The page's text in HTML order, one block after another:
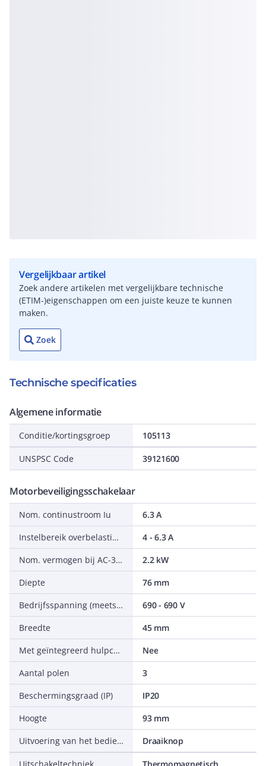
Vergelijkbaar artikel
Zoek andere artikelen met vergelijkbare technische
(ETIM-)eigenschappen om een juiste keuze te kunnen
maken.
Zoek
Technische specificaties
Algemene informatie
Conditie/kortingsgroep 105113
UNSPSC Code 39121600
Motorbeveiligingsschakelaar
Nom. continustroom Iu
6.3 A
Instelbereik overbelastingsbeveiliging
4 - 6.3 A
Nom. vermogen bij AC-3, 400 V
2.2 kW
Diepte
76 mm
Bedrijfsspanning (meetspanning)
690 - 690 V
Breedte
45 mm
Met geïntegreerd hulpcontact
Nee
Aantal polen
3
Beschermingsgraad (IP)
IP20
Hoogte
93 mm
Uitvoering van het bedieningselement
Draaiknop